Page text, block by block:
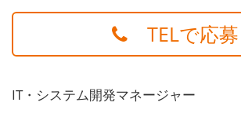
TELで応募
IT・システム開発マネージャー